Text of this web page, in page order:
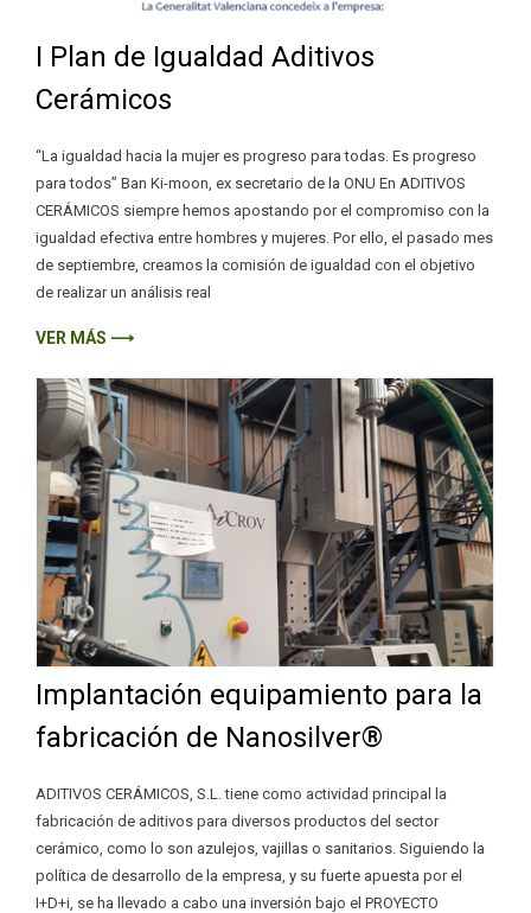
I Plan de Igualdad Aditivos
Cerámicos
“La igualdad hacia la mujer es progreso para todas. Es progreso
para todos” Ban Ki-moon, ex secretario de la ONU En ADITIVOS
CERÁMICOS siempre hemos apostando por el compromiso con la
igualdad efectiva entre hombres y mujeres. Por ello, el pasado mes
de septiembre, creamos la comisión de igualdad con el objetivo
de realizar un análisis real
VER MÁS ⟶
Implantación equipamiento para la
fabricación de Nanosilver®
ADITIVOS CERÁMICOS, S.L. tiene como actividad principal la
fabricación de aditivos para diversos productos del sector
cerámico, como lo son azulejos, vajillas o sanitarios. Siguiendo la
política de desarrollo de la empresa, y su fuerte apuesta por el
I+D+i, se ha llevado a cabo una inversión bajo el PROYECTO